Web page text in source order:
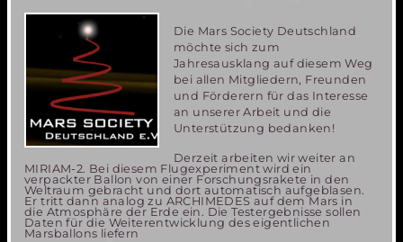
Die Mars Society Deutschland
möchte sich zum
Jahresausklang auf diesem Weg
bei allen Mitgliedern, Freunden
und Förderern für das Interesse
an unserer Arbeit und die
Unterstützung bedanken!
Derzeit arbeiten wir weiter an
MIRIAM-2. Bei diesem Flugexperiment wird ein
verpackter Ballon von einer Forschungsrakete in den
Weltraum gebracht und dort automatisch aufgeblasen.
Er tritt dann analog zu ARCHIMEDES auf dem Mars in
die Atmosphäre der Erde ein. Die Testergebnisse sollen
Daten für die Weiterentwicklung des eigentlichen
Marsballons liefern